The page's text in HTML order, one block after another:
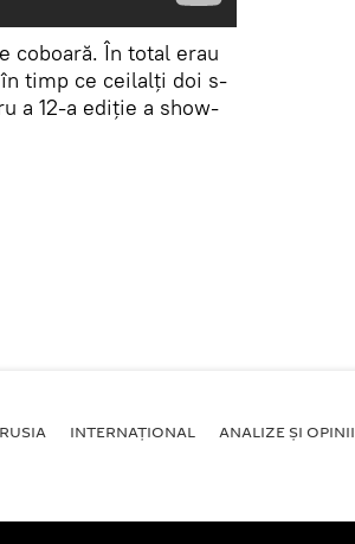
coboară. În total erau
timp ce ceilalți doi s-
a 12-a ediție a show-
RUSIA INTERNAŢIONAL ANALIZE ȘI OPINII